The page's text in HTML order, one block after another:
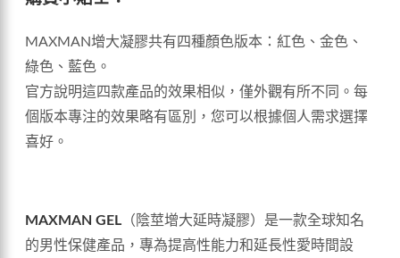
MAXMAN增大凝膠共有四種顏色版本：紅色、金色、
綠色、藍色。
官方說明這四款產品的效果相似，僅外觀有所不同。每
個版本專注的效果略有區別，您可以根據個人需求選擇
喜好。
MAXMAN GEL （陰莖增大延時凝膠）是一款全球知名
的男性保健產品，專為提高性能力和延長性愛時間設